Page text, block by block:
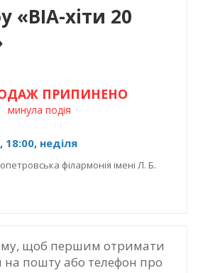
«ВІА-хіти 20
18:00, неділя
філармонія імені Л. Б.
ПРИПИНЕНО
минула подія
щоб першим отримати
на пошту або телефон про